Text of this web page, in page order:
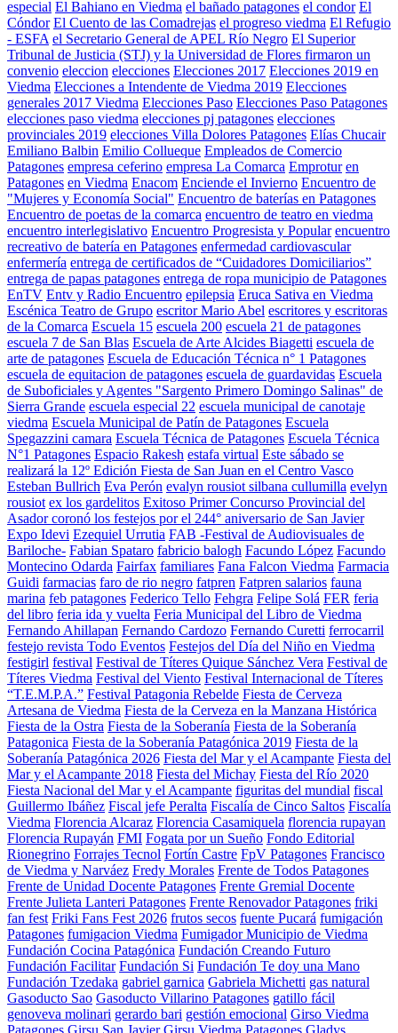
especial El Bahiano en Viedma el bañado patagones el condor El
Cóndor El Cuento de las Comadrejas el progreso viedma El Refugio
- ESFA el Secretario General de APEL Río Negro El Superior
Tribunal de Justicia (STJ) y la Universidad de Flores firmaron un
convenio eleccion elecciones Elecciones 2017 Elecciones 2019 en
Viedma Elecciones a Intendente de Viedma 2019 Elecciones
generales 2017 Viedma Elecciones Paso Elecciones Paso Patagones
elecciones paso viedma elecciones pj patagones elecciones
provinciales 2019 elecciones Villa Dolores Patagones Elías Chucair
Emiliano Balbin Emilio Collueque Empleados de Comercio
Patagones empresa ceferino empresa La Comarca Emprotur en
Patagones en Viedma Enacom Enciende el Invierno Encuentro de
"Mujeres y Economía Social" Encuentro de baterías en Patagones
Encuentro de poetas de la comarca encuentro de teatro en viedma
encuentro interlegislativo Encuentro Progresista y Popular encuentro
recreativo de batería en Patagones enfermedad cardiovascular
enfermería entrega de certificados de “Cuidadores Domiciliarios”
entrega de papas patagones entrega de ropa municipio de Patagones
EnTV Entv y Radio Encuentro epilepsia Eruca Sativa en Viedma
Escénica Teatro de Grupo escritor Mario Abel escritores y escritoras
de la Comarca Escuela 15 escuela 200 escuela 21 de patagones
escuela 7 de San Blas Escuela de Arte Alcides Biagetti escuela de
arte de patagones Escuela de Educación Técnica n° 1 Patagones
escuela de equitacion de patagones escuela de guardavidas Escuela
de Suboficiales y Agentes "Sargento Primero Domingo Salinas" de
Sierra Grande escuela especial 22 escuela municipal de canotaje
viedma Escuela Municipal de Patín de Patagones Escuela
Spegazzini camara Escuela Técnica de Patagones Escuela Técnica
N°1 Patagones Espacio Rakesh estafa virtual Este sábado se
realizará la 12º Edición Fiesta de San Juan en el Centro Vasco
Esteban Bullrich Eva Perón evalyn rousiot silbana cullumilla evelyn
rousiot ex los gardelitos Exitoso Primer Concurso Provincial del
Asador coronó los festejos por el 244° aniversario de San Javier
Expo Idevi Ezequiel Urrutia FAB -Festival de Audiovisuales de
Bariloche- Fabian Spataro fabricio balogh Facundo López Facundo
Montecino Odarda Fairfax familiares Fana Falcon Viedma Farmacia
Guidi farmacias faro de rio negro fatpren Fatpren salarios fauna
marina feb patagones Federico Tello Fehgra Felipe Solá FER feria
del libro feria ida y vuelta Feria Municipal del Libro de Viedma
Fernando Ahillapan Fernando Cardozo Fernando Curetti ferrocarril
festejo revista Todo Eventos Festejos del Día del Niño en Viedma
festigirl festival Festival de Títeres Quique Sánchez Vera Festival de
Títeres Viedma Festival del Viento Festival Internacional de Títeres
“T.E.M.P.A.” Festival Patagonia Rebelde Fiesta de Cerveza
Artesana de Viedma Fiesta de la Cerveza en la Manzana Histórica
Fiesta de la Ostra Fiesta de la Soberanía Fiesta de la Soberanía
Patagonica Fiesta de la Soberanía Patagónica 2019 Fiesta de la
Soberanía Patagónica 2026 Fiesta del Mar y el Acampante Fiesta del
Mar y el Acampante 2018 Fiesta del Michay Fiesta del Río 2020
Fiesta Nacional del Mar y el Acampante figuritas del mundial fiscal
Guillermo Ibáñez Fiscal jefe Peralta Fiscalía de Cinco Saltos Fiscalía
Viedma Florencia Alcaraz Florencia Casamiquela florencia rupayan
Florencia Rupayán FMI Fogata por un Sueño Fondo Editorial
Rionegrino Forrajes Tecnol Fortín Castre FpV Patagones Francisco
de Viedma y Narváez Fredy Morales Frente de Todos Patagones
Frente de Unidad Docente Patagones Frente Gremial Docente
Frente Julieta Lanteri Patagones Frente Renovador Patagones friki
fan fest Friki Fans Fest 2026 frutos secos fuente Pucará fumigación
Patagones fumigacion Viedma Fumigador Municipio de Viedma
Fundación Cocina Patagónica Fundación Creando Futuro
Fundación Facilitar Fundación Si Fundación Te doy una Mano
Fundación Tzedaka gabriel garnica Gabriela Michetti gas natural
Gasoducto Sao Gasoducto Villarino Patagones gatillo fácil
genoveva molinari gerardo bari gestión emocional Girso Viedma
Patagones Girsu San Javier Girsu Viedma Patagones Gladys